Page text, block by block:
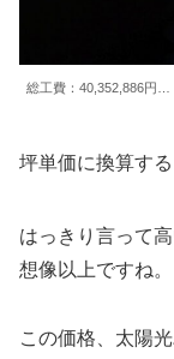
総工費：40,352,886円…
坪単価に換算する
はっきり言って
想像以上ですね。
この価格、太陽